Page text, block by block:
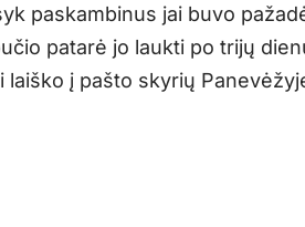
paskambinus jai buvo
patarė jo laukti po trijų
laiško į pašto skyrių